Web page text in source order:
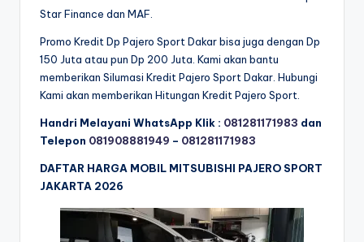
Star Finance dan MAF.
Promo Kredit Dp Pajero Sport Dakar bisa juga dengan Dp
150 Juta atau pun Dp 200 Juta. Kami akan bantu
memberikan Silumasi Kredit Pajero Sport Dakar. Hubungi
Kami akan memberikan Hitungan Kredit Pajero Sport.
Handri Melayani WhatsApp Klik : 081281171983 dan
Telepon 081908881949 – 081281171983
DAFTAR HARGA MOBIL MITSUBISHI PAJERO SPORT
JAKARTA 2026